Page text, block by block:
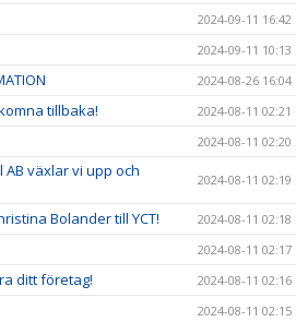
2024-09-11 16:42
2024-09-11 10:13
2024-08-26 16:04
tillbaka! 2024-08-11 02:21
2024-08-11 02:20
växlar vi upp och
2024-08-11 02:19
Bolander till YCT! 2024-08-11 02:18
2024-08-11 02:17
ditt företag! 2024-08-11 02:16
2024-08-11 02:15